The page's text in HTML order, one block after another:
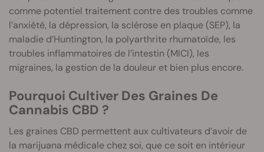
comme potentiel traitement contre des troubles comme
l’anxiété, la dépression, la sclérose en plaque (SEP), la
maladie d’Huntington, la polyarthrite rhumatoïde, les
troubles inflammatoires de l’intestin (MICI), les
migraines, la gestion de la douleur et bien plus encore.
Pourquoi Cultiver Des Graines De
Cannabis CBD ?
Les graines CBD permettent aux cultivateurs d’avoir de
la marijuana médicale chez soi, que ce soit en intérieur